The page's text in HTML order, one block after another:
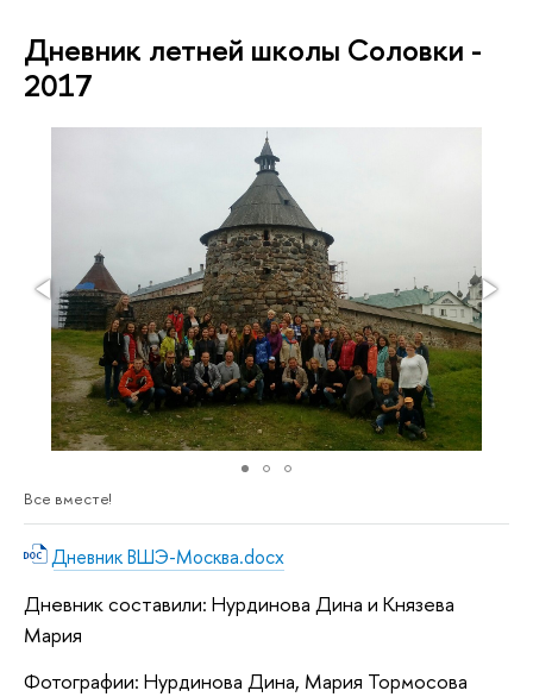
Дневник летней школы Соловки -
2017
Все вместе!
Дневник ВШЭ-Москва.docx
Дневник составили: Нурдинова Дина и Князева
Мария
Фотографии: Нурдинова Дина, Мария Тормосова